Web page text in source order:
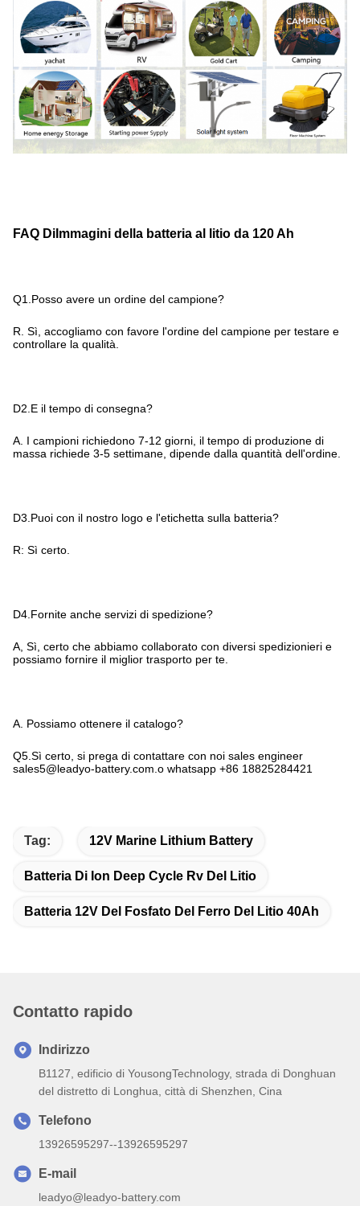
FAQ Di Immagini della batteria al litio da 120 Ah
Q1.Posso avere un ordine del campione?
R. Sì, accogliamo con favore l'ordine del campione per testare e
controllare la qualità.
D2.E il tempo di consegna?
A. I campioni richiedono 7-12 giorni, il tempo di produzione di
massa richiede 3-5 settimane, dipende dalla quantità dell'ordine.
D3.Puoi con il nostro logo e l'etichetta sulla batteria?
R: Sì certo.
D4.Fornite anche servizi di spedizione?
A, Sì, certo che abbiamo collaborato con diversi spedizionieri e
possiamo fornire il miglior trasporto per te.
A. Possiamo ottenere il catalogo?
Q5.Sì certo, si prega di contattare con noi sales engineer
sales5@leadyo-battery.com.o whatsapp +86 18825284421
Tag: 12V Marine Lithium Battery
Batteria Di Ion Deep Cycle Rv Del Litio
Batteria 12V Del Fosfato Del Ferro Del Litio 40Ah
Contatto rapido
Indirizzo
B1127, edificio di YousongTechnology, strada di Donghuan
del distretto di Longhua, città di Shenzhen, Cina
Telefono
13926595297--13926595297
E-mail
leadyo@leadyo-battery.com